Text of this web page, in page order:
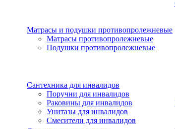
Матрасы и подушки противопролежневые
Матрасы противопролежневые
Подушки противопролежневые
Сантехника для инвалидов
Поручни для инвалидов
Раковины для инвалидов
Унитазы для инвалидов
Смесители для инвалидов